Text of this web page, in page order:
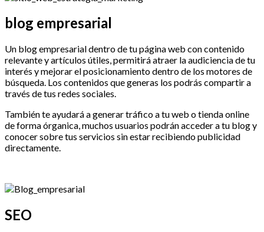
blog empresarial
Un blog empresarial dentro de tu página web con contenido
relevante y artículos útiles, permitirá atraer la audiciencia de tu
interés y mejorar el posicionamiento dentro de los motores de
búsqueda. Los contenidos que generas los podrás compartir a
través de tus redes sociales.
También te ayudará a generar tráfico a tu web o tienda online
de forma órganica, muchos usuarios podrán acceder a tu blog y
conocer sobre tus servicios sin estar recibiendo publicidad
directamente.
SEO